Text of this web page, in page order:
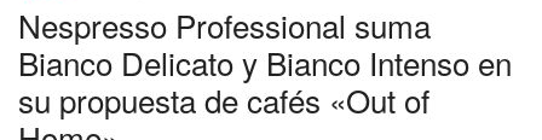
Nespresso Professional suma
Bianco Delicato y Bianco Intenso en
su propuesta de cafés «Out of